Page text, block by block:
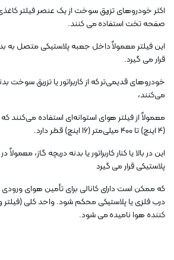
اکثر خودروهای تزریق سوخت از یک عنصر فیلتر
صفحه تخت استفاده می کنند.
این فیلتر معمولاً داخل جعبه پلاستیکی متصل به
قرار می گیرد.
خودروهای قدیمی‌تر که از کاربراتور یا تزریق سوخت
می‌کنند،
(۴ اینچ) تا ۴۰۰ میلی‌متر (۱۶ اینچ) قطر دارد.
این در بالا یا کنار کاربراتور یا بدنه دریچه گاز،
پلاستیکی قرار می گیرد
که ممکن است دارای کانالی برای تأمین هوای
درب فلزی یا پلاستیکی محکم شود. واحد کلی
کننده هوا نامیده می شود.